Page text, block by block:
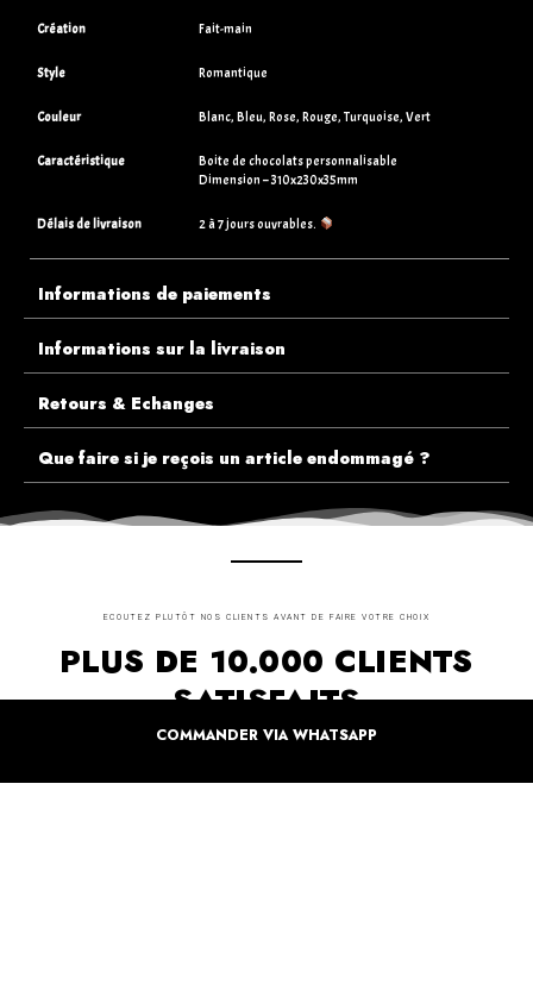
Création Fait-main
Style Romantique
Couleur Blanc, Bleu, Rose, Rouge, Turquoise, Vert
Caractéristique
Boite de chocolats personnalisable
Dimension – 310x230x35mm
Délais de livraison 2 à 7 jours ouvrables.
Informations de paiements
Informations sur la livraison
Retours & Echanges
Que faire si je reçois un article endommagé ?
ECOUTEZ PLUTÔT NOS CLIENTS AVANT DE FAIRE VOTRE CHOIX
PLUS DE 10.000 CLIENTS
SATISFAITS
vous et à nos artistes pour un monde moins industrielle
COMMANDER VIA WHATSAPP